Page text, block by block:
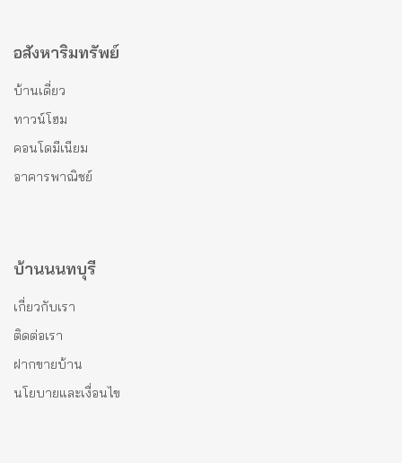
อสังหาริมทรัพย์
บ้านเดี่ยว
ทาวน์โฮม
คอนโดมีเนียม
อาคารพาณิชย์
บ้านนนทบุรี
เกี่ยวกับเรา
ติดต่อเรา
ฝากขายบ้าน
นโยบายและเงื่อนไข